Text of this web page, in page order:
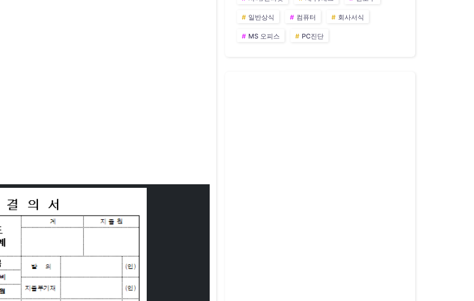
일반상식 컴퓨터 회사서식
MS 오피스 PC진단